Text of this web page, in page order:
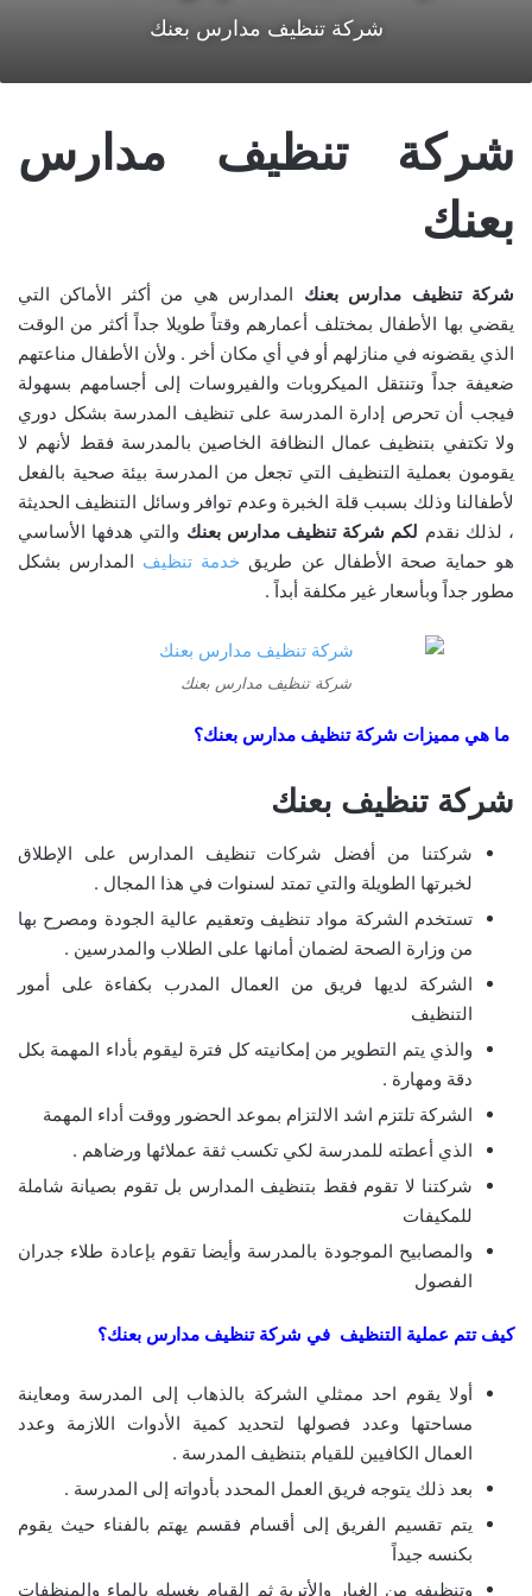
شركة تنظيف مدارس بعنك
شركة تنظيف مدارس
بعنك
شركة تنظيف مدارس بعنك المدارس هي من أكثر الأماكن التي
يقضي بها الأطفال بمختلف أعمارهم وقتاً طويلا جداً أكثر من الوقت
الذي يقضونه في منازلهم أو في أي مكان أخر . ولأن الأطفال مناعتهم
ضعيفة جداً وتنتقل الميكروبات والفيروسات إلى أجسامهم بسهولة
فيجب أن تحرص إدارة المدرسة على تنظيف المدرسة بشكل دوري
ولا تكتفي بتنظيف عمال النظافة الخاصين بالمدرسة فقط لأنهم لا
يقومون بعملية التنظيف التي تجعل من المدرسة بيئة صحية بالفعل
لأطفالنا وذلك بسبب قلة الخبرة وعدم توافر وسائل التنظيف الحديثة
، لذلك نقدم لكم شركة تنظيف مدارس بعنك والتي هدفها الأساسي
هو حماية صحة الأطفال عن طريق خدمة تنظيف المدارس بشكل
مطور جداً وبأسعار غير مكلفة أبداً .
شركة تنظيف مدارس بعنك
ما هي مميزات شركة تنظيف مدارس بعنك؟
شركة تنظيف بعنك
شركتنا من أفضل شركات تنظيف المدارس على الإطلاق
لخبرتها الطويلة والتي تمتد لسنوات في هذا المجال .
تستخدم الشركة مواد تنظيف وتعقيم عالية الجودة ومصرح بها
من وزارة الصحة لضمان أمانها على الطلاب والمدرسين .
الشركة لديها فريق من العمال المدرب بكفاءة على أمور
التنظيف
والذي يتم التطوير من إمكانيته كل فترة ليقوم بأداء المهمة بكل
دقة ومهارة .
الشركة تلتزم اشد الالتزام بموعد الحضور ووقت أداء المهمة
الذي أعطته للمدرسة لكي تكسب ثقة عملائها ورضاهم .
شركتنا لا تقوم فقط بتنظيف المدارس بل تقوم بصيانة شاملة
للمكيفات
والمصابيح الموجودة بالمدرسة وأيضا تقوم بإعادة طلاء جدران
الفصول
كيف تتم عملية التنظيف في شركة تنظيف مدارس بعنك؟
أولا يقوم احد ممثلي الشركة بالذهاب إلى المدرسة ومعاينة
مساحتها وعدد فصولها لتحديد كمية الأدوات اللازمة وعدد
العمال الكافيين للقيام بتنظيف المدرسة .
بعد ذلك يتوجه فريق العمل المحدد بأدواته إلى المدرسة .
يتم تقسيم الفريق إلى أقسام فقسم يهتم بالفناء حيث يقوم
بكنسه جيداً
وتنظيفه من الغبار والأتربة ثم القيام بغسله بالماء والمنظفات